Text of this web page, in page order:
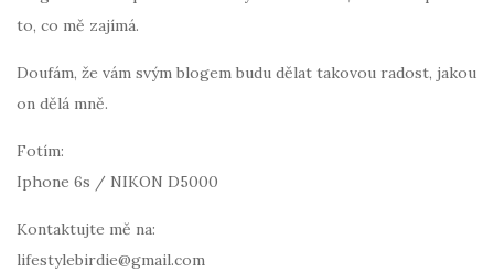
to, co mě zajímá.
Doufám, že vám svým blogem budu dělat takovou radost, jakou
on dělá mně.
Fotím:
Iphone 6s / NIKON D5000
Kontaktujte mě na:
lifestylebirdie@gmail.com